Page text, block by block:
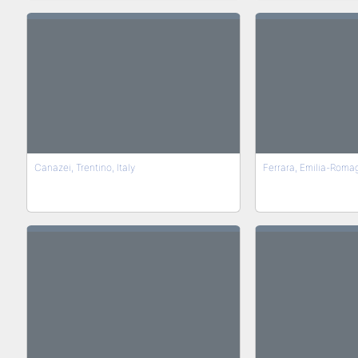
Canazei, Trentino, Italy Ferrara, Emilia-